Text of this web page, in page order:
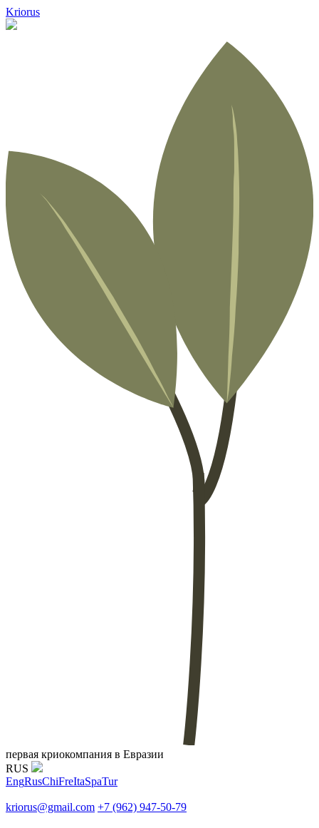
Kriorus
первая криокомпания в Евразии
RUS
EngRusChiFreItaSpaTur
kriorus@gmail.com +7 (962) 947-50-79